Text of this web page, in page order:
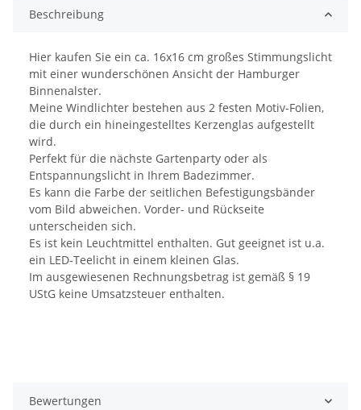
Beschreibung
Hier kaufen Sie ein ca. 16x16 cm großes Stimmungslicht
mit einer wunderschönen Ansicht der Hamburger
Binnenalster.
Meine Windlichter bestehen aus 2 festen Motiv-Folien,
die durch ein hineingestelltes Kerzenglas aufgestellt
wird.
Perfekt für die nächste Gartenparty oder als
Entspannungslicht in Ihrem Badezimmer.
Es kann die Farbe der seitlichen Befestigungsbänder
vom Bild abweichen. Vorder- und Rückseite
unterscheiden sich.
Es ist kein Leuchtmittel enthalten. Gut geeignet ist u.a.
ein LED-Teelicht in einem kleinen Glas.
Im ausgewiesenen Rechnungsbetrag ist gemäß § 19
UStG keine Umsatzsteuer enthalten.
Bewertungen